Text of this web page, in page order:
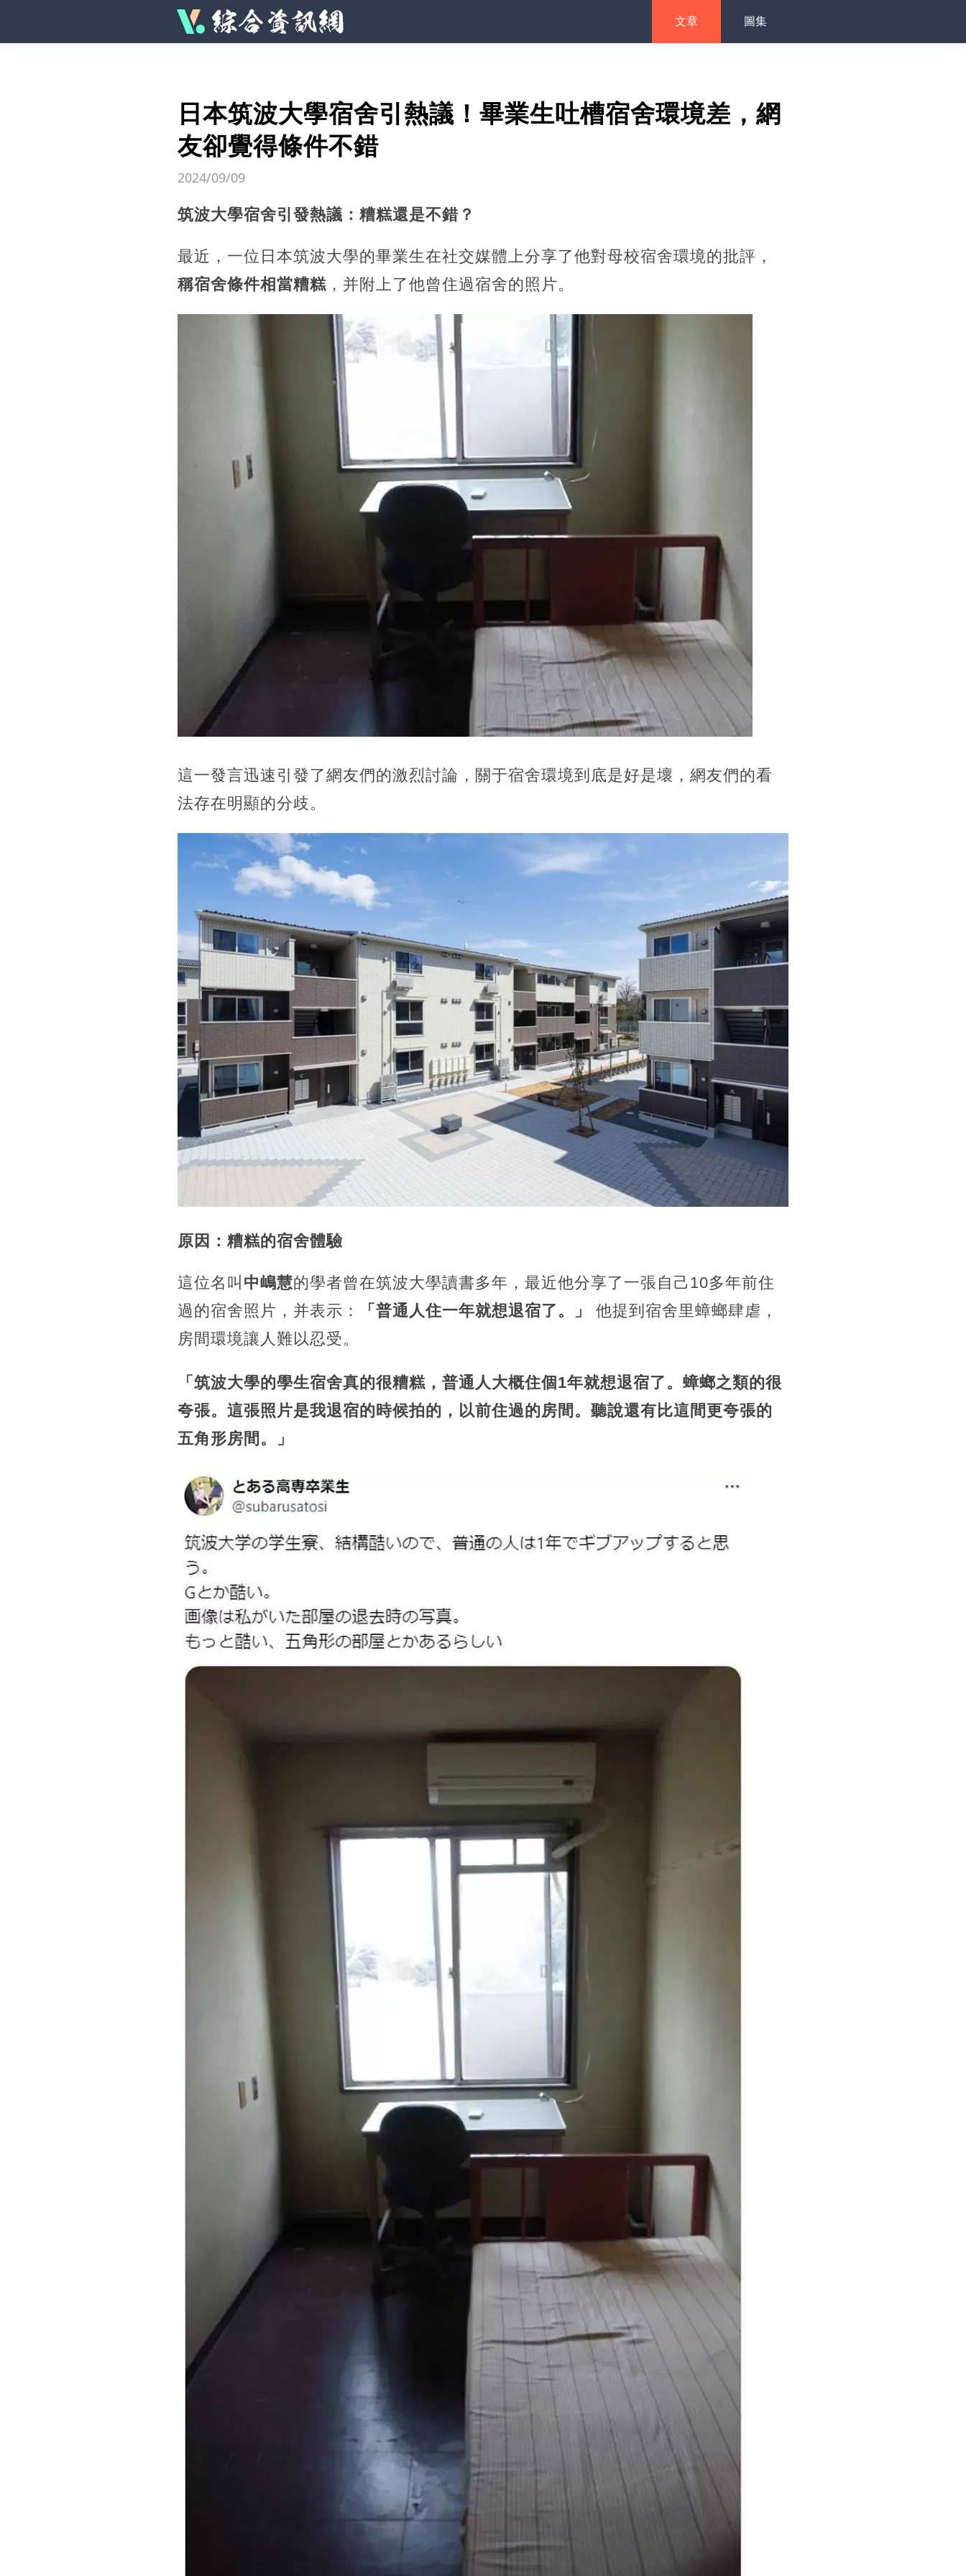
文章 圖集
日本筑波大學宿舍引熱議！畢業生吐槽宿舍環境差，網
友卻覺得條件不錯
2024/09/09
筑波大學宿舍引發熱議：糟糕還是不錯？
最近，一位日本筑波大學的畢業生在社交媒體上分享了他對母校宿舍環境的批評，
稱宿舍條件相當糟糕 ，并附上了他曾住過宿舍的照片。
這一發言迅速引發了網友們的激烈討論，關于宿舍環境到底是好是壞，網友們的看
法存在明顯的分歧。
原因：糟糕的宿舍體驗
這位名叫 中嶋慧的學者曾在筑波大學讀書多年，最近他分享了一張自己10多年前住
過的宿舍照片，并表示：
「普通人住一年就想退宿了。」 他提到宿舍里蟑螂肆虐，
房間環境讓人難以忍受。
「筑波大學的學生宿舍真的很糟糕，普通人大概住個1年就想退宿了。蟑螂之類的很
夸張。這張照片是我退宿的時候拍的，以前住過的房間。聽說還有比這間更夸張的
五角形房間。」